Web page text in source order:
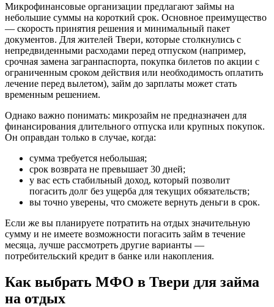
Микрофинансовые организации предлагают займы на
небольшие суммы на короткий срок. Основное преимущество
— скорость принятия решения и минимальный пакет
документов. Для жителей Твери, которые столкнулись с
непредвиденными расходами перед отпуском (например,
срочная замена загранпаспорта, покупка билетов по акции с
ограниченным сроком действия или необходимость оплатить
лечение перед вылетом), займ до зарплаты может стать
временным решением.
Однако важно понимать: микрозайм не предназначен для
финансирования длительного отпуска или крупных покупок.
Он оправдан только в случае, когда:
сумма требуется небольшая;
срок возврата не превышает 30 дней;
у вас есть стабильный доход, который позволит
погасить долг без ущерба для текущих обязательств;
вы точно уверены, что сможете вернуть деньги в срок.
Если же вы планируете потратить на отдых значительную
сумму и не имеете возможности погасить займ в течение
месяца, лучше рассмотреть другие варианты —
потребительский кредит в банке или накопления.
Как выбрать МФО в Твери для займа
на отдых